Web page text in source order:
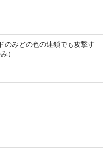
のみどの色の連鎖でも攻撃す
）